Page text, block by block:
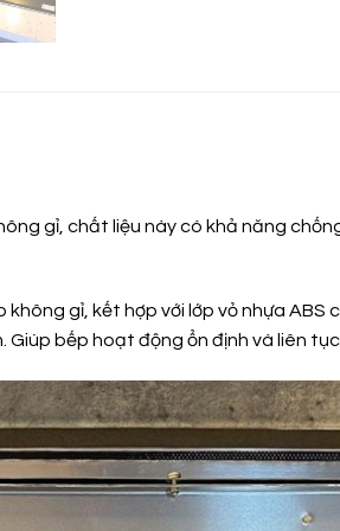
gỉ, chất liệu này có khả năng
gỉ, kết hợp với lớp vỏ nhựa
bếp hoạt động ổn định và liên